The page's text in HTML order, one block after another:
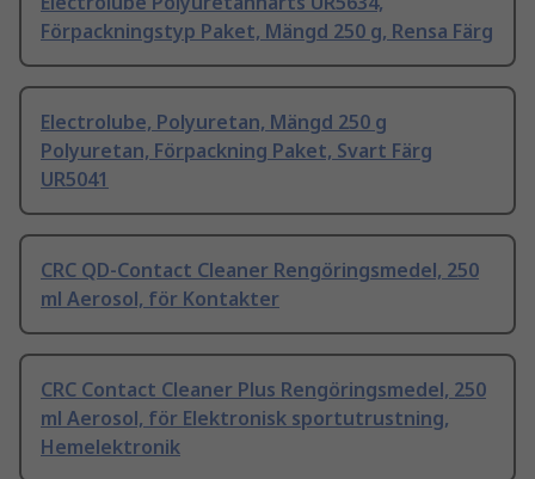
Förpackningstyp Paket, Mängd 250 g, Rensa Färg
Electrolube, Polyuretan, Mängd 250 g
Polyuretan, Förpackning Paket, Svart Färg
UR5041
CRC QD-Contact Cleaner Rengöringsmedel, 250
ml Aerosol, för Kontakter
CRC Contact Cleaner Plus Rengöringsmedel, 250
ml Aerosol, för Elektronisk sportutrustning,
Hemelektronik